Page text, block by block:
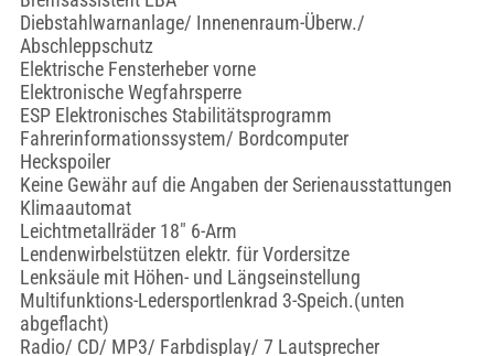
Diebstahlwarnanlage/ Innenenraum-Überw./
Abschleppschutz
Elektrische Fensterheber vorne
Elektronische Wegfahrsperre
ESP Elektronisches Stabilitätsprogramm
Fahrerinformationssystem/ Bordcomputer
Heckspoiler
Keine Gewähr auf die Angaben der Serienausstattungen
Klimaautomat
Leichtmetallräder 18" 6-Arm
Lendenwirbelstützen elektr. für Vordersitze
Lenksäule mit Höhen- und Längseinstellung
Multifunktions-Ledersportlenkrad 3-Speich.(unten
abgeflacht)
Radio/ CD/ MP3/ Farbdisplay/ 7 Lautsprecher